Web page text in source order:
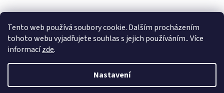
Tento web používá soubory cookie. Dalším procházením
tohoto webu vyjadřujete souhlas s jejich používáním.. Více
informacízde.
Nastavení
Obchodní pokyny
Vytvořil Shoptet